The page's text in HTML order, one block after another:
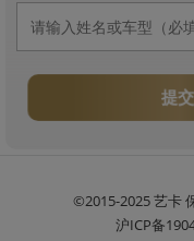
提
©2015-2025 艺卡
沪ICP备